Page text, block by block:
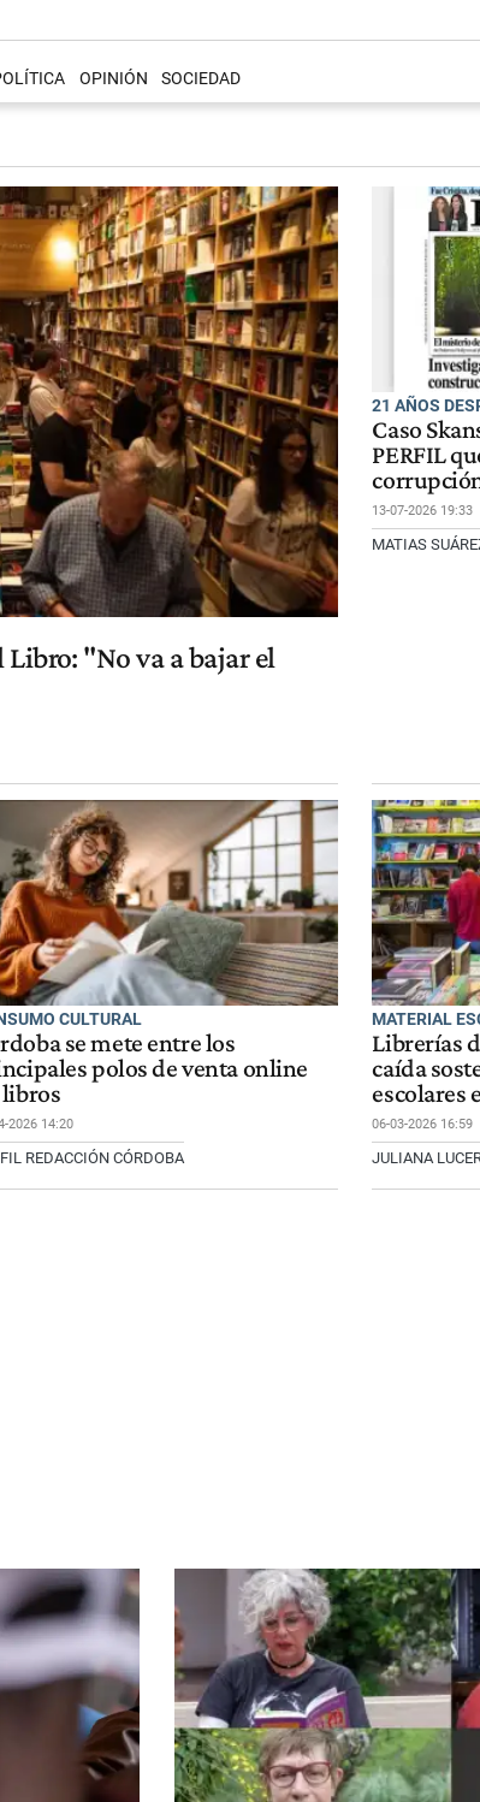
OPINIÓN SOCIEDAD
Libro: "No va a bajar el
21 AÑOS
Caso
PERFIL
13-07-2026 19:33
MATIAS
CULTURAL
se mete entre los
polos de venta online
2026 14:20
REDACCIÓN CÓRDOBA
MATERIAL
Librerías
caída
escolares
06-03-2026 16:59
JULIANA